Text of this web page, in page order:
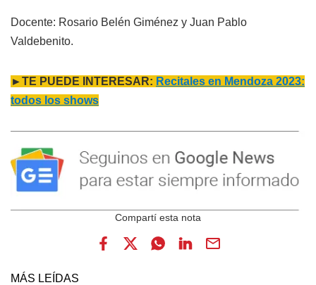
Docente: Rosario Belén Giménez y Juan Pablo
Valdebenito.
►TE PUEDE INTERESAR: Recitales en Mendoza 2023:
todos los shows
MÁS LEÍDAS